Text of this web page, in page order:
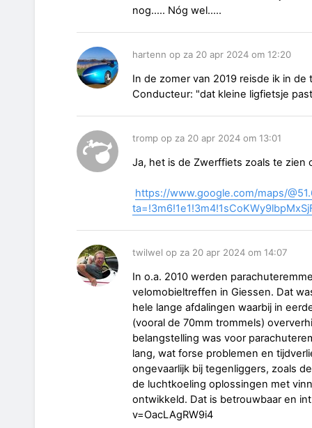
nog..... Nóg wel.....
hartenn op za 20 apr 2024 om 12:20
In de zomer van 2019 reisde ik in
Conducteur: "dat kleine ligfietsje
tromp op za 20 apr 2024 om 13:01
Ja, het is de Zwerffiets zoals te zien
https://www.google.com/maps/
twilwel op za 20 apr 2024 om 14:07
In o.a. 2010 werden
velomobieltreffen in Giessen. Dat
hele lange afdalingen waarbij in
(vooral de 70mm trommels)
belangstelling was voor
lang, wat forse problemen en
ongevaarlijk bij tegenliggers, zoals
de luchtkoeling oplossingen met
ontwikkeld. Dat is betrouwbaar en
v=OacLAgRW9i4